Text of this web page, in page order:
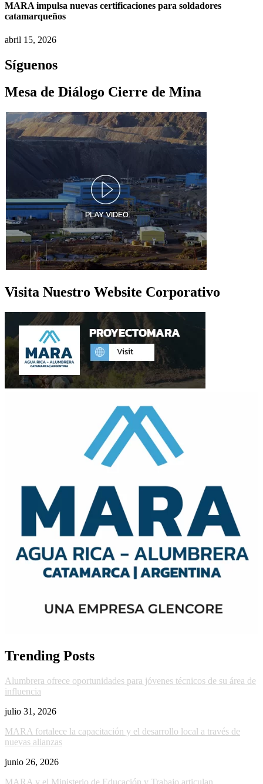
MARA impulsa nuevas certificaciones para soldadores
catamarqueños
abril 15, 2026
Síguenos
Mesa de Diálogo Cierre de Mina
Visita Nuestro Website Corporativo
Trending Posts
Alumbrera ofrece oportunidades para jóvenes técnicos de su área de
influencia
julio 31, 2026
MARA fortalece la capacitación y el desarrollo local a través de
nuevas alianzas
junio 26, 2026